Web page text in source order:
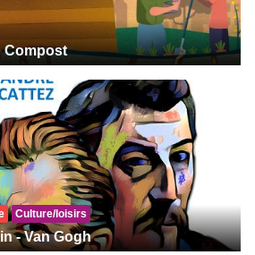
Compost
Culture/loisirs
- Van Gogh